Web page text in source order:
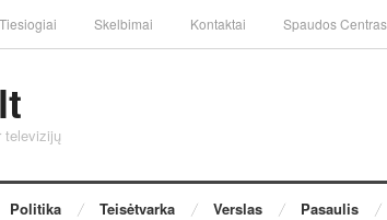
Tiesiogiai Skelbimai Kontaktai Spaudos Centras
televizijų
Politika Teisėtvarka Verslas Pasaulis